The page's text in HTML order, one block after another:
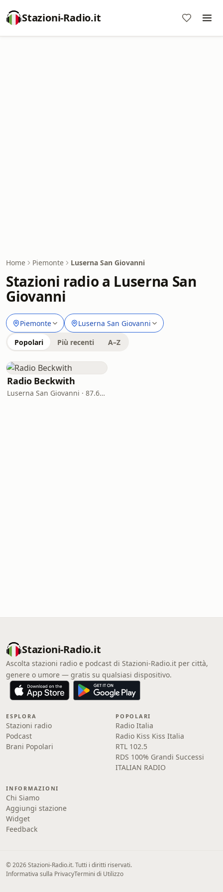
Stazioni-Radio.it
Home Piemonte Luserna San Giovanni
Stazioni radio a Luserna San
Giovanni
Piemonte Luserna San Giovanni
Popolari Più recenti A–Z
Radio Beckwith
Luserna San Giovanni · 87.6 - 96.6 FM
Stazioni-Radio.it
Ascolta stazioni radio e podcast di Stazioni-Radio.it per città,
genere o umore — gratis su qualsiasi dispositivo.
ESPLORA
Stazioni radio
Podcast
Brani Popolari
POPOLARI
Radio Italia
Radio Kiss Kiss Italia
RTL 102.5
RDS 100% Grandi Successi
ITALIAN RADIO
INFORMAZIONI
Chi Siamo
Aggiungi stazione
Widget
Feedback
© 2026 Stazioni-Radio.it. Tutti i diritti riservati.
Informativa sulla PrivacyTermini di Utilizzo